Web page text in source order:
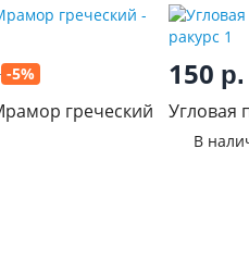
-5%
греческий
150 р.
Угловая
В